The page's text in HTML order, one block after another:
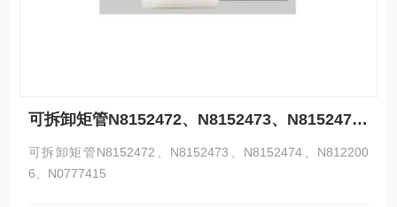
可拆卸矩管N8152472、N8152473、N8152474、N8122006、N0777415
可拆卸矩管N8152472、N8152473、N8152474、N812200
6、N0777415